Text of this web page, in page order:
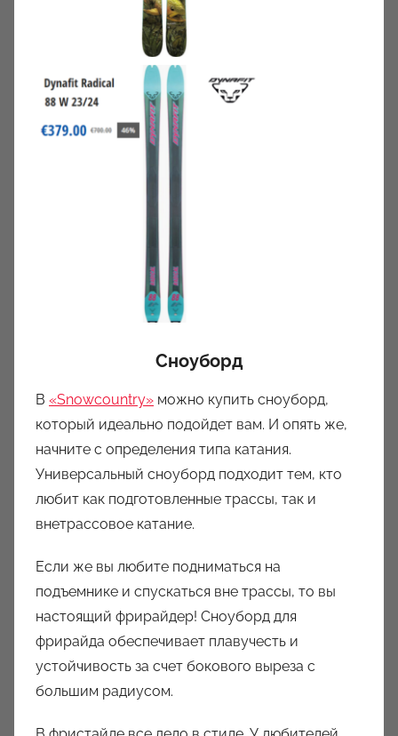
Сноуборд
В «Snowcountry» можно купить сноуборд,
который идеально подойдет вам. И опять же,
начните с определения типа катания.
Универсальный сноуборд подходит тем, кто
любит как подготовленные трассы, так и
внетрассовое катание.
Если же вы любите подниматься на
подъемнике и спускаться вне трассы, то вы
настоящий фрирайдер! Сноуборд для
фрирайда обеспечивает плавучесть и
устойчивость за счет бокового выреза с
большим радиусом.